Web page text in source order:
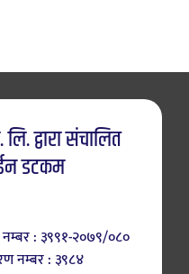
लि. द्वारा संचालित
डटकम
नम्बर : ३९९१-२०७९/०८०
नम्बर : ३९८४